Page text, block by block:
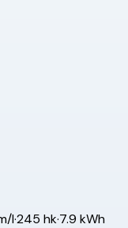
l·245 hk·7.9 kWh